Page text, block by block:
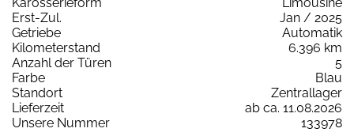
Erst-Zul.
Jan / 2025
Getriebe
Automatik
Kilometerstand
6.396 km
Anzahl der Türen
5
Farbe
Blau
Standort
Zentrallager
Lieferzeit
ab ca. 11.08.2026
Unsere Nummer
133978